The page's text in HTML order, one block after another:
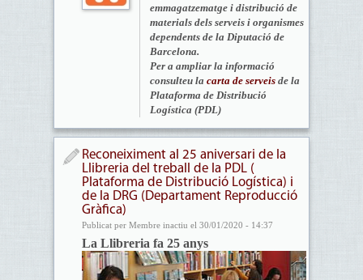
emmagatzematge i distribució de
materials dels serveis i organismes
dependents de la Diputació de
Barcelona.
Per a ampliar la informació
consulteu la carta de serveis de la
Plataforma de Distribució
Logística (PDL)
Reconeiximent al 25 aniversari de la
Llibreria del treball de la PDL (
Plataforma de Distribució Logística) i
de la DRG (Departament Reproducció
Gràfica)
Publicat per Membre inactiu el 30/01/2020 - 14:37
La Llibreria fa 25 anys